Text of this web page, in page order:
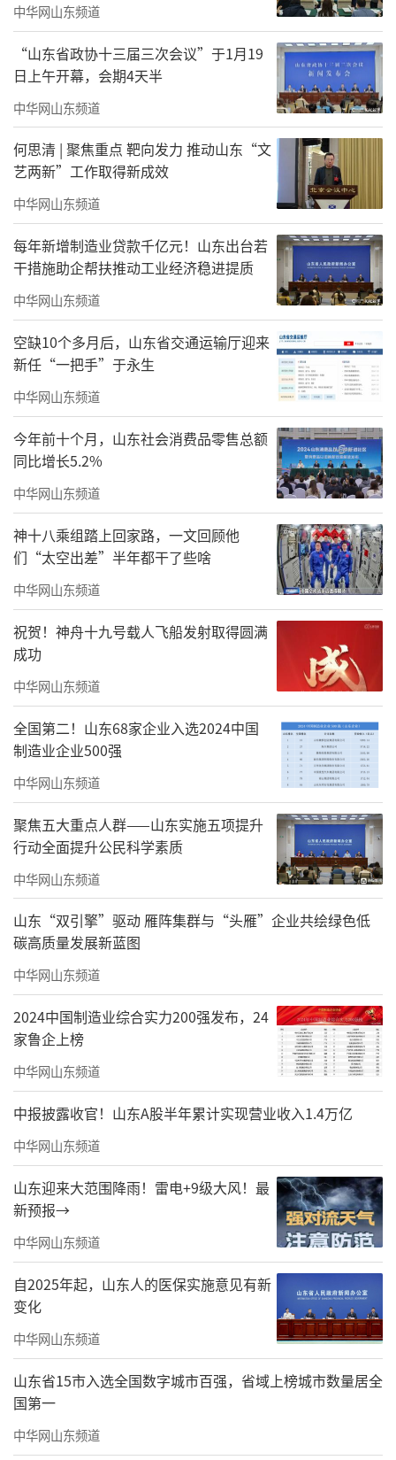
中华网山东频道
“山东省政协十三届三次会议”于1月19
日上午开幕，会期4天半
中华网山东频道
何思清 | 聚焦重点 靶向发力 推动山东“文
艺两新”工作取得新成效
中华网山东频道
每年新增制造业贷款千亿元！山东出台若
干措施助企帮扶推动工业经济稳进提质
中华网山东频道
空缺10个多月后，山东省交通运输厅迎来
新任“一把手”于永生
中华网山东频道
今年前十个月，山东社会消费品零售总额
同比增长5.2%
中华网山东频道
神十八乘组踏上回家路，一文回顾他
们“太空出差”半年都干了些啥
中华网山东频道
祝贺！神舟十九号载人飞船发射取得圆满
成功
中华网山东频道
全国第二！山东68家企业入选2024中国
制造业企业500强
中华网山东频道
聚焦五大重点人群——山东实施五项提升
行动全面提升公民科学素质
中华网山东频道
山东“双引擎”驱动 雁阵集群与“头雁”企业共绘绿色低
碳高质量发展新蓝图
中华网山东频道
2024中国制造业综合实力200强发布，24
家鲁企上榜
中华网山东频道
中报披露收官！山东A股半年累计实现营业收入1.4万亿
中华网山东频道
山东迎来大范围降雨！雷电+9级大风！最
新预报→
中华网山东频道
自2025年起，山东人的医保实施意见有新
变化
中华网山东频道
山东省15市入选全国数字城市百强，省域上榜城市数量居全
国第一
中华网山东频道